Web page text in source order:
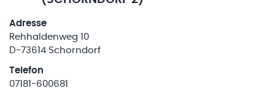
Adresse
Rehhaldenweg 10
D-73614 Schorndorf
Telefon
07181-600681